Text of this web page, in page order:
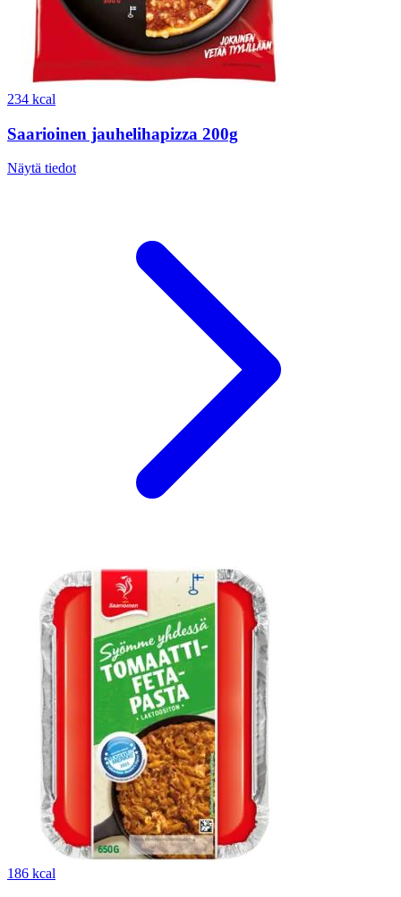
234 kcal
Saarioinen jauhelihapizza 200g
Näytä tiedot
186 kcal